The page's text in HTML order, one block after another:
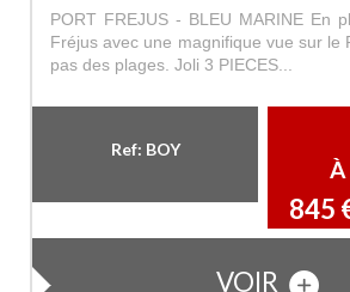
PORT FREJUS - BLEU MARINE En
Fréjus avec une magnifique vue sur le
pas des plages. Joli 3 PIECES...
Ref: BOY
845
VOIR